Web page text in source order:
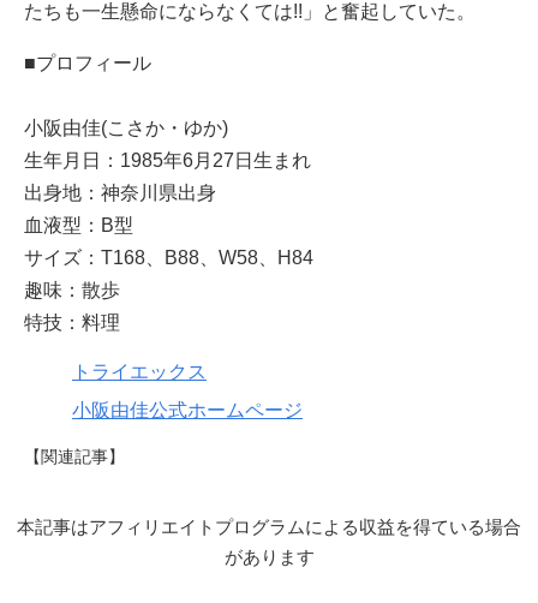
たちも一生懸命にならなくては!!」と奮起していた。
■プロフィール
小阪由佳(こさか・ゆか)
生年月日：1985年6月27日生まれ
出身地：神奈川県出身
血液型：B型
サイズ：T168、B88、W58、H84
趣味：散歩
特技：料理
トライエックス
小阪由佳公式ホームページ
【関連記事】
本記事はアフィリエイトプログラムによる収益を得ている場合
があります